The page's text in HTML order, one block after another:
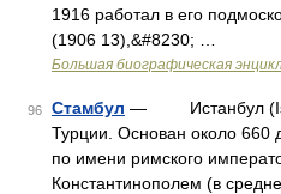
1916 работал в его
(1906 13),&#8230; …
Большая биографическая
96 Стамбул — Истанбул
Турции. Основан около 660
по имени римского
Константинополем (в